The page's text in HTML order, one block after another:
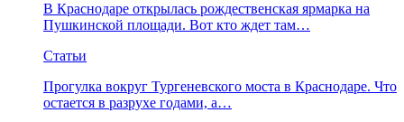
В Краснодаре открылась рождественская ярмарка на
Пушкинской площади. Вот кто ждет там…
Статьи
Прогулка вокруг Тургеневского моста в Краснодаре. Что
остается в разрухе годами, а…